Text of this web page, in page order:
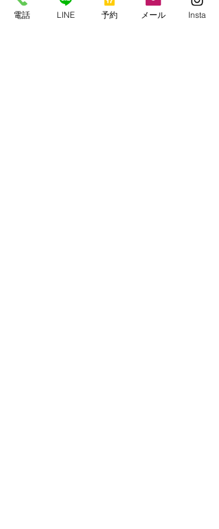
https://www.kmcscuba1977.com/
電話 LINE 予約 メール Insta